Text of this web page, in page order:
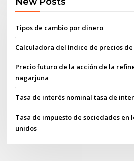
Tipos de cambio por dinero
Calculadora del índice de precios
Precio futuro de la acción de la
nagarjuna
Tasa de interés nominal tasa de
Tasa de impuesto de sociedades en
unidos